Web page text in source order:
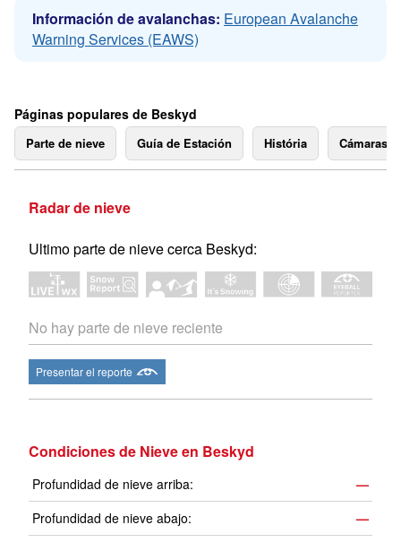
Información de avalanchas: European Avalanche
Warning Services (EAWS)
Páginas populares de Beskyd
Parte de nieve Guía de Estación História Cámaras
Radar de nieve
Ultimo parte de nieve cerca Beskyd:
No hay parte de nieve reciente
Presentar el reporte
Condiciones de Nieve en Beskyd
Profundidad de nieve arriba:
—
Profundidad de nieve abajo:
—